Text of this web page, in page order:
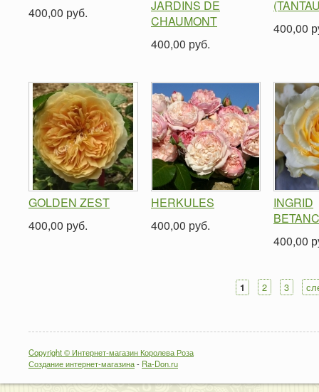
400,00 руб.
JARDINS DE
CHAUMONT
400,00 руб.
400,00
GOLDEN ZEST
400,00 руб.
HERKULES
400,00 руб.
INGRID
400,00
1 2 3
Copyright © Интернет-магазин Королева Роза
Создание интернет-магазина- Ra-Don.ru